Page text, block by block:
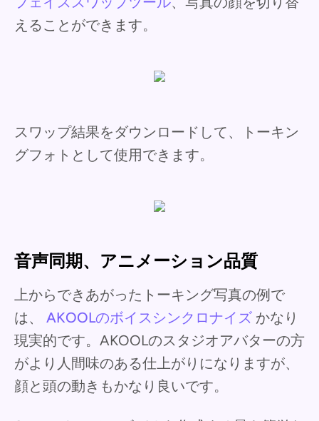
えることができます。
スワップ結果をダウンロードして、トーキン
グフォトとして使用できます。
音声同期、アニメーション品質
上からできあがったトーキング写真の例で
は、 AKOOLのボイスシンクロナイズ かなり
現実的です。AKOOLのスタジオアバターの方
がより人間味のある仕上がりになりますが、
顔と頭の動きもかなり良いです。